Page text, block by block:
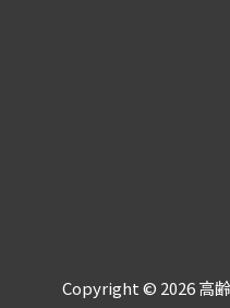
Copyright © 2026 高